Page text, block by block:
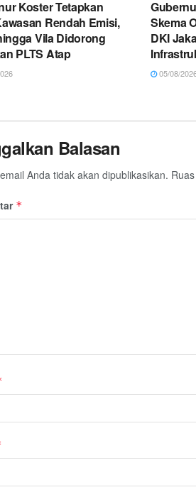
Koster Tetapkan
Rendah Emisi,
Vila Didorong
PLTS Atap
Skema
DKI
05/08/
Balasan
Anda tidak akan dipublikasikan.
*